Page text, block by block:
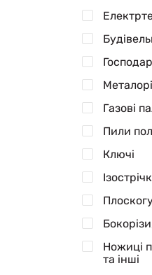
Газові
Пили
Ключі
Ножиці
та інші